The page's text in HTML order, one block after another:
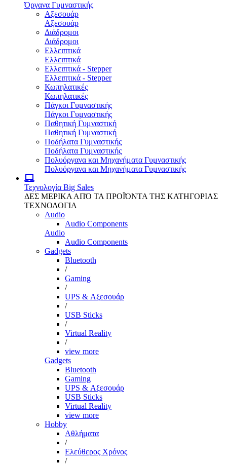
Όργανα Γυμναστικής
Αξεσουάρ
Αξεσουάρ
Διάδρομοι
Διάδρομοι
Ελλειπτικά
Ελλειπτικά
Ελλειπτικά - Stepper
Ελλειπτικά - Stepper
Κωπηλατικές
Κωπηλατικές
Πάγκοι Γυμναστικής
Πάγκοι Γυμναστικής
Παθητική Γυμναστική
Παθητική Γυμναστική
Ποδήλατα Γυμναστικής
Ποδήλατα Γυμναστικής
Πολυόργανα και Μηχανήματα Γυμναστικής
Πολυόργανα και Μηχανήματα Γυμναστικής
Τεχνολογία Big Sales
ΔΕΣ ΜΕΡΙΚΑ ΑΠΌ ΤΑ ΠΡΟΪΌΝΤΑ ΤΗΣ ΚΑΤΗΓΟΡΙΑΣ
ΤΕΧΝΟΛΟΓΙΑ
Audio
Audio Components
Audio
Audio Components
Gadgets
Bluetooth
/
Gaming
/
UPS & Αξεσουάρ
/
USB Sticks
/
Virtual Reality
/
view more
Gadgets
Bluetooth
Gaming
UPS & Αξεσουάρ
USB Sticks
Virtual Reality
view more
Hobby
Αθλήματα
/
Ελεύθερος Χρόνος
/